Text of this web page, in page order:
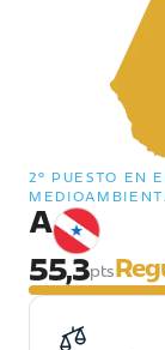
2º PUESTO EN
A
55,3pts